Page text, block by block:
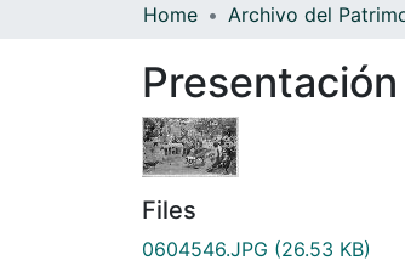
Home
Files
0604546.JPG (26.53 KB)